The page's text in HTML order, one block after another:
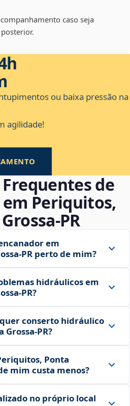
caso seja
ou baixa pressão na
agilidade!
de
Periquitos,
em
perto de mim?
hidráulicos em
conserto hidráulico
Ponta
mim custa menos?
no próprio local